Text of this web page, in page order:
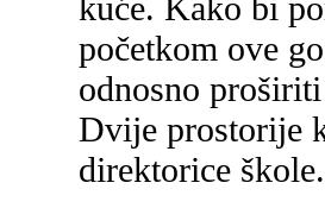
početkom ove
odnosno
Dvije prostorije
direktorice škole.